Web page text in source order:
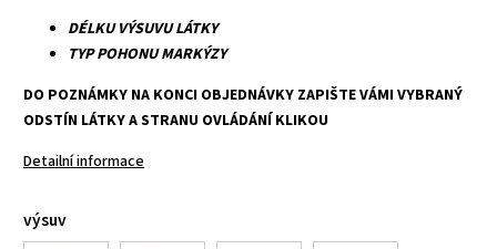
DÉLKU VÝSUVU LÁTKY
TYP POHONU MARKÝZY
DO POZNÁMKY NA KONCI OBJEDNÁVKY ZAPIŠTE VÁMI VYBRANÝ
ODSTÍN LÁTKY A STRANU OVLÁDÁNÍ KLIKOU
Detailní informace
výsuv